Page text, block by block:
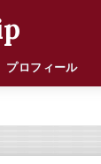
プロフィール